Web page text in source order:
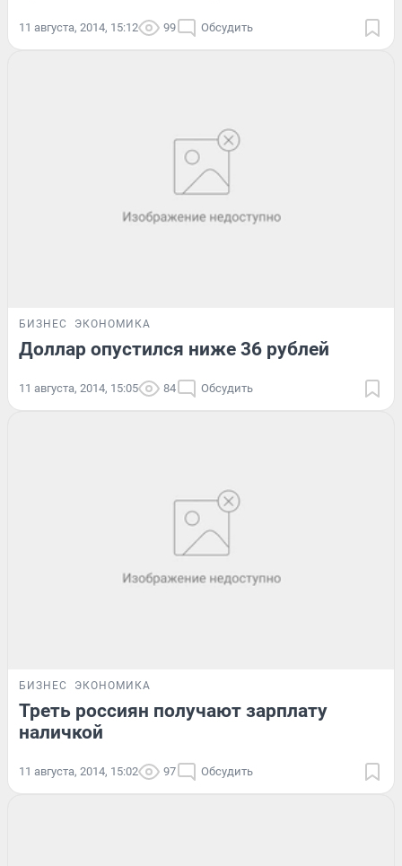
11 августа, 2014, 15:12 99 Обсудить
БИЗНЕС ЭКОНОМИКА
Доллар опустился ниже 36 рублей
11 августа, 2014, 15:05 84 Обсудить
БИЗНЕС ЭКОНОМИКА
Треть россиян получают зарплату
наличкой
11 августа, 2014, 15:02 97 Обсудить